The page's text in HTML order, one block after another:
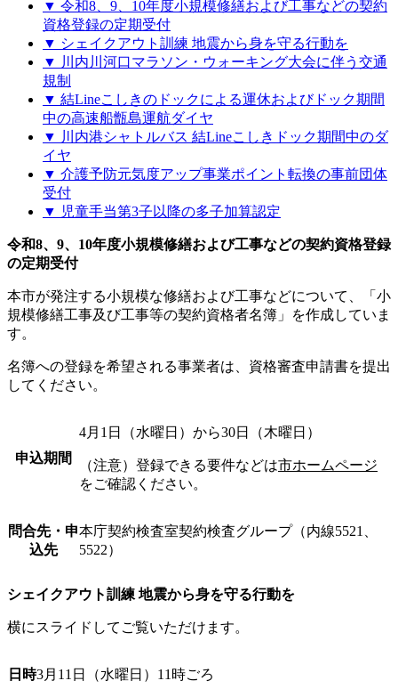
▼ 令和8、9、10年度小規模修繕および工事などの契約
資格登録の定期受付
▼ シェイクアウト訓練 地震から身を守る行動を
▼ 川内川河口マラソン・ウォーキング大会に伴う交通
規制
▼ 結Lineこしきのドックによる運休およびドック期間
中の高速船甑島運航ダイヤ
▼ 川内港シャトルバス 結Lineこしきドック期間中のダ
イヤ
▼ 介護予防元気度アップ事業ポイント転換の事前団体
受付
▼ 児童手当第3子以降の多子加算認定
令和8、9、10年度小規模修繕および工事などの契約資格登録
の定期受付
本市が発注する小規模な修繕および工事などについて、「小
規模修繕工事及び工事等の契約資格者名簿」を作成していま
す。
名簿への登録を希望される事業者は、資格審査申請書を提出
してください。
申込期間
4月1日（水曜日）から30日（木曜日）
（注意）登録できる要件などは市ホームページ
をご確認ください。
問合先・申
込先
本庁契約検査室契約検査グループ（内線5521、
5522）
シェイクアウト訓練 地震から身を守る行動を
横にスライドしてご覧いただけます。
日時3月11日（水曜日）11時ごろ